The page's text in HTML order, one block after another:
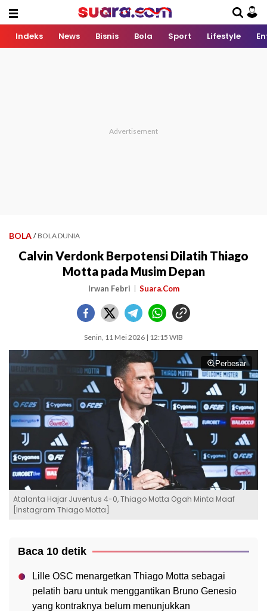
Indeks News Bisnis Bola Sport Lifestyle
BOLA / BOLA DUNIA
Calvin Verdonk Berpotensi Dilatih Thiago
Motta pada Musim Depan
Irwan Febri Suara.Com
Senin, 11 Mei 2026 | 12:15 WIB
Perbesar
Atalanta Hajar Juventus 4-0, Thiago Motta Ogah Minta Maaf
[Instagram Thiago Motta]
Baca 10 detik
Lille OSC menargetkan Thiago Motta sebagai
pelatih baru untuk menggantikan Bruno Genesio
yang kontraknya belum menunjukkan